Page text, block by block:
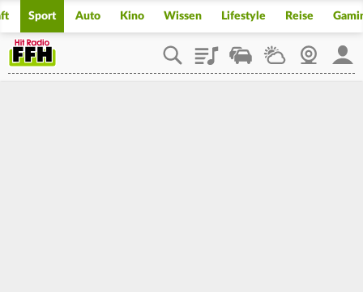
Sport Auto Kino Wissen Lifestyle Reise
PlaylistStaupilotWetterWebcam